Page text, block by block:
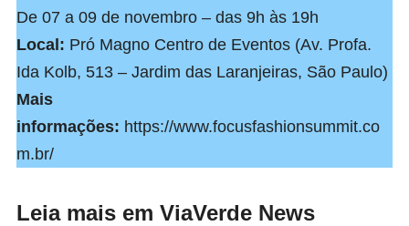
De 07 a 09 de novembro – das 9h às 19h
Local: Pró Magno Centro de Eventos (Av. Profa.
Ida Kolb, 513 – Jardim das Laranjeiras, São Paulo)
Mais
informações: https://www.focusfashionsummit.co
m.br/
Leia mais em ViaVerde News